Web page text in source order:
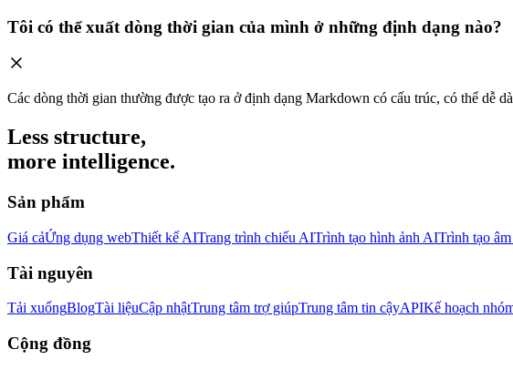
Tôi có thể xuất dòng thời gian của mình ở những định dạng nào?
Các dòng thời gian thường được tạo ra ở định dạng Markdown có cấu trúc, có thể dễ
Less structure,
more intelligence.
Sản phẩm
Giá cảỨng dụng webThiết kế AITrang trình chiếu AITrình tạo hình ảnh AITrình tạo
Tài nguyên
Tải xuốngBlogTài liệuCập nhậtTrung tâm trợ giúpTrung tâm tin cậyAPIKế hoạch
Cộng đồng